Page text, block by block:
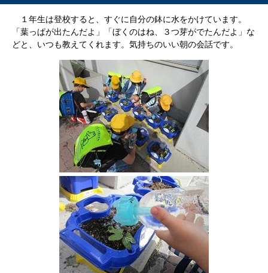
１年生は登校すると、すぐに自分の鉢に水をかけています。
「葉っぱが出たんだよ」「ぼくのはね、３つ芽がでたんだよ」な
どと、いつも教えてくれます。気持ちのいい朝の会話です。